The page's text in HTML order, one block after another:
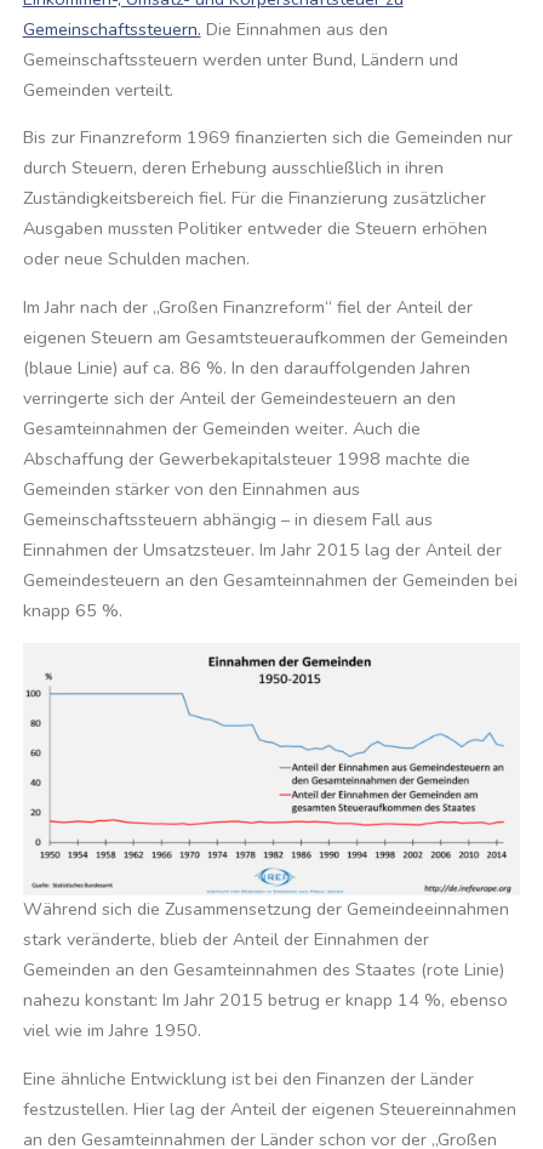
Gemeinschaftssteuern. Die Einnahmen aus den
Gemeinschaftssteuern werden unter Bund, Ländern und
Gemeinden verteilt.
Bis zur Finanzreform 1969 finanzierten sich die Gemeinden nur
durch Steuern, deren Erhebung ausschließlich in ihren
Zuständigkeitsbereich fiel. Für die Finanzierung zusätzlicher
Ausgaben mussten Politiker entweder die Steuern erhöhen
oder neue Schulden machen.
Im Jahr nach der „Großen Finanzreform“ fiel der Anteil der
eigenen Steuern am Gesamtsteueraufkommen der Gemeinden
(blaue Linie) auf ca. 86 %. In den darauffolgenden Jahren
verringerte sich der Anteil der Gemeindesteuern an den
Gesamteinnahmen der Gemeinden weiter. Auch die
Abschaffung der Gewerbekapitalsteuer 1998 machte die
Gemeinden stärker von den Einnahmen aus
Gemeinschaftssteuern abhängig – in diesem Fall aus
Einnahmen der Umsatzsteuer. Im Jahr 2015 lag der Anteil der
Gemeindesteuern an den Gesamteinnahmen der Gemeinden bei
knapp 65 %.
Während sich die Zusammensetzung der Gemeindeeinnahmen
stark veränderte, blieb der Anteil der Einnahmen der
Gemeinden an den Gesamteinnahmen des Staates (rote Linie)
nahezu konstant: Im Jahr 2015 betrug er knapp 14 %, ebenso
viel wie im Jahre 1950.
Eine ähnliche Entwicklung ist bei den Finanzen der Länder
festzustellen. Hier lag der Anteil der eigenen Steuereinnahmen
an den Gesamteinnahmen der Länder schon vor der „Großen